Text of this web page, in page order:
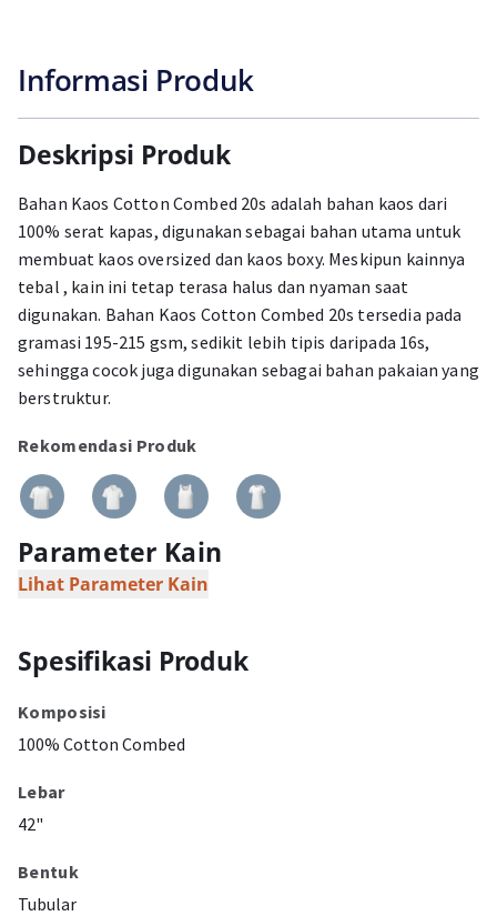
Informasi Produk
Deskripsi Produk
Bahan Kaos Cotton Combed 20s adalah bahan kaos dari
100% serat kapas, digunakan sebagai bahan utama untuk
membuat kaos oversized dan kaos boxy. Meskipun kainnya
tebal , kain ini tetap terasa halus dan nyaman saat
digunakan. Bahan Kaos Cotton Combed 20s tersedia pada
gramasi 195-215 gsm, sedikit lebih tipis daripada 16s,
sehingga cocok juga digunakan sebagai bahan pakaian yang
berstruktur.
Rekomendasi Produk
Parameter Kain
Lihat Parameter Kain
Spesifikasi Produk
Komposisi
100% Cotton Combed
Lebar
42"
Bentuk
Tubular